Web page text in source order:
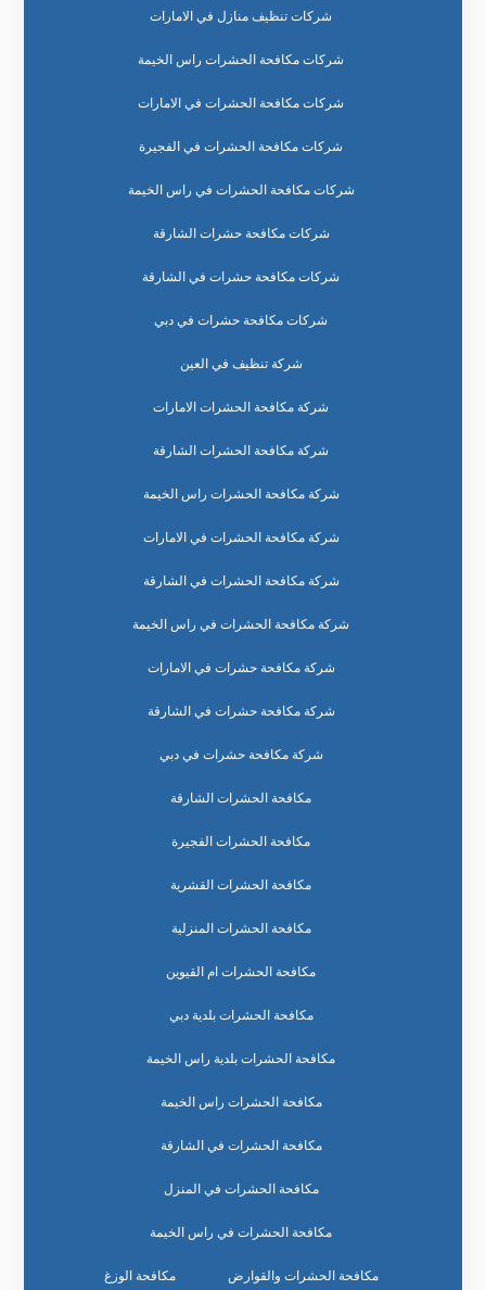
شركات تنظيف منازل في الامارات
شركات مكافحة الحشرات راس الخيمة
شركات مكافحة الحشرات في الامارات
شركات مكافحة الحشرات في الفجيرة
شركات مكافحة الحشرات في راس الخيمة
شركات مكافحة حشرات الشارقة
شركات مكافحة حشرات في الشارقة
شركات مكافحة حشرات في دبي
شركة تنظيف في العين
شركة مكافحة الحشرات الامارات
شركة مكافحة الحشرات الشارقة
شركة مكافحة الحشرات راس الخيمة
شركة مكافحة الحشرات في الامارات
شركة مكافحة الحشرات في الشارقة
شركة مكافحة الحشرات في راس الخيمة
شركة مكافحة حشرات في الامارات
شركة مكافحة حشرات في الشارقة
شركة مكافحة حشرات في دبي
مكافحة الحشرات الشارقة
مكافحة الحشرات الفجيرة
مكافحة الحشرات القشرية
مكافحة الحشرات المنزلية
مكافحة الحشرات ام القيوين
مكافحة الحشرات بلدية دبي
مكافحة الحشرات بلدية راس الخيمة
مكافحة الحشرات راس الخيمة
مكافحة الحشرات في الشارقة
مكافحة الحشرات في المنزل
مكافحة الحشرات في راس الخيمة
مكافحة الحشرات والقوارض مكافحة الوزغ